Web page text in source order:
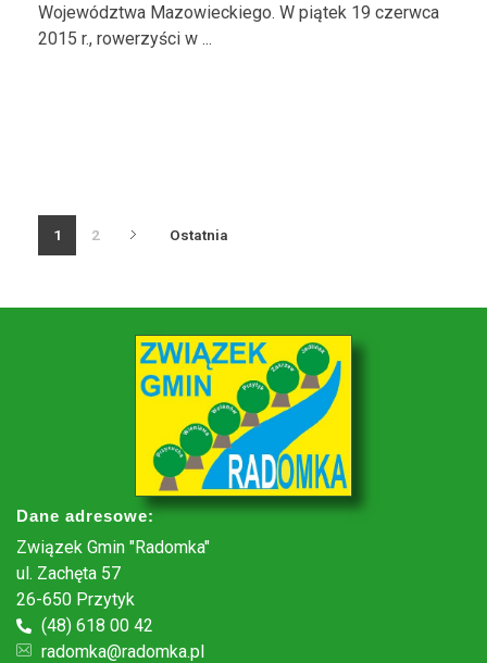
Województwa Mazowieckiego. W piątek 19 czerwca
2015 r., rowerzyści w ...
1 2 Ostatnia
Dane adresowe:
Związek Gmin "Radomka"
ul. Zachęta 57
26-650 Przytyk
(48) 618 00 42
radomka@radomka.pl